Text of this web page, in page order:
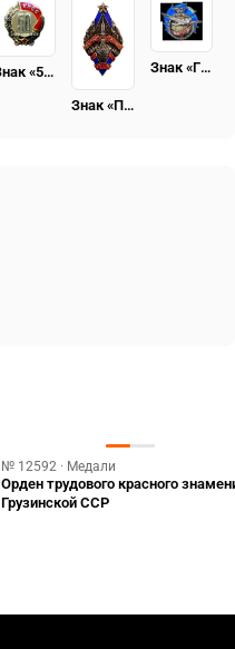
Знак «50 лет пребывания в КПСС»
Знак «Почетный радист СССР»
Знак «ГВФ. За налет 500 тыс. км»
№ 12592 · Медали
Орден трудового красного
Грузинской ССР